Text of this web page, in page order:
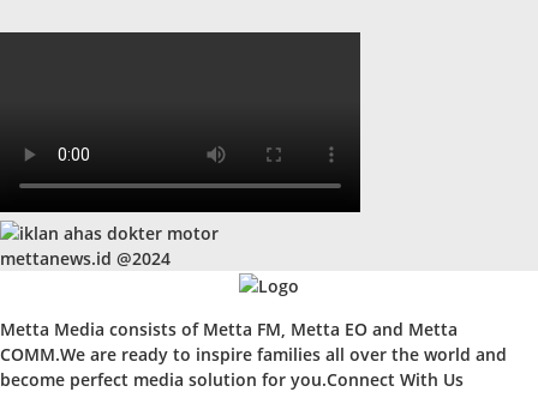
mettanews.id @2024
Metta Media consists of Metta FM, Metta EO and Metta
COMM.We are ready to inspire families all over the world and
become perfect media solution for you.Connect With Us